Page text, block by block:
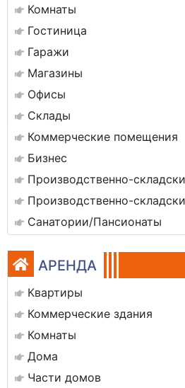
Комнаты
Гостиница
Гаражи
Магазины
Офисы
Склады
Коммерческие помещения
Бизнес
Санатории/Пансионаты
АРЕНДА
Квартиры
Коммерческие здания
Комнаты
Дома
Части домов